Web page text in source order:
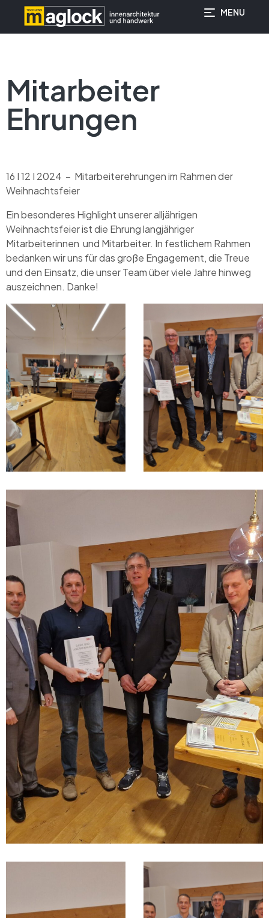
springen
MENU
Mitarbeiter
Ehrungen
16 I 12 I 2024 – Mitarbeiterehrungen im Rahmen der
Weihnachtsfeier
Ein besonderes Highlight unserer alljährigen
Weihnachtsfeier ist die Ehrung langjähriger
Mitarbeiterinnen und Mitarbeiter. In festlichem Rahmen
bedanken wir uns für das große Engagement, die Treue
und den Einsatz, die unser Team über viele Jahre hinweg
auszeichnen. Danke!